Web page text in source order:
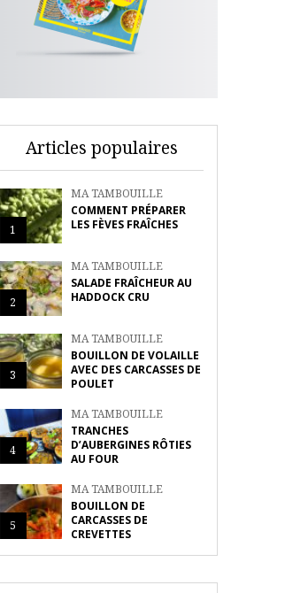
Articles populaires
1
MA TAMBOUILLE
COMMENT PRÉPARER
LES FÈVES FRAÎCHES
2
MA TAMBOUILLE
SALADE FRAÎCHEUR AU
HADDOCK CRU
3
MA TAMBOUILLE
BOUILLON DE VOLAILLE
AVEC DES CARCASSES DE
POULET
4
MA TAMBOUILLE
TRANCHES
D’AUBERGINES RÔTIES
AU FOUR
5
MA TAMBOUILLE
BOUILLON DE
CARCASSES DE
CREVETTES